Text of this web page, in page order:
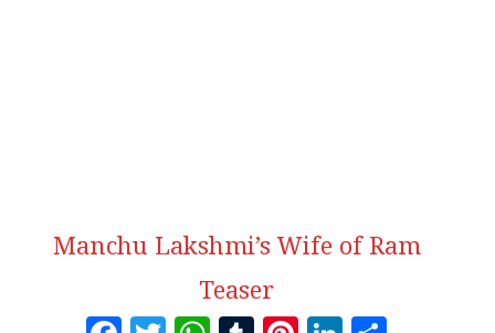
Manchu Lakshmi’s Wife of Ram
Teaser